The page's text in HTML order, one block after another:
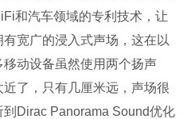
和汽车领域的专利技术，让
宽广的浸入式声场，这在以
动设备虽然使用两个扬声
了，只有几厘米远，声场很
Dirac Panorama Sound优化